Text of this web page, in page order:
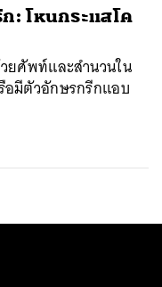
โหนกระแสโค
ยศัพท์และสำนวนใน
มีตัวอักษรกรีกแอบ